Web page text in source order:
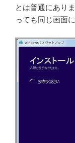
とは普通にあり
っても同じ画面